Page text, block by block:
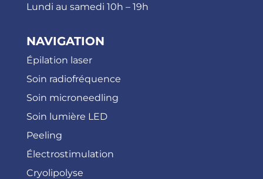
Lundi au samedi 10h – 19h
NAVIGATION
Épilation laser
Soin radiofréquence
Soin microneedling
Soin lumière LED
Peeling
Électrostimulation
Cryolipolyse